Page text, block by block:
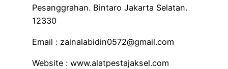
Pesanggrahan. Bintaro Jakarta Selatan.
12330
Email : zainalabidin0572@gmail.com
Website : www.alatpestajaksel.com